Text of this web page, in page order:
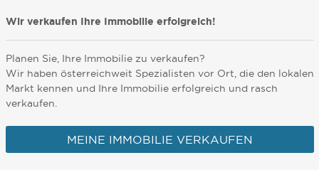
Wir verkaufen Ihre Immobilie erfolgreich!
Planen Sie, Ihre Immobilie zu verkaufen?
Wir haben österreichweit Spezialisten vor Ort, die den lokalen
Markt kennen und Ihre Immobilie erfolgreich und rasch
verkaufen.
MEINE IMMOBILIE VERKAUFEN